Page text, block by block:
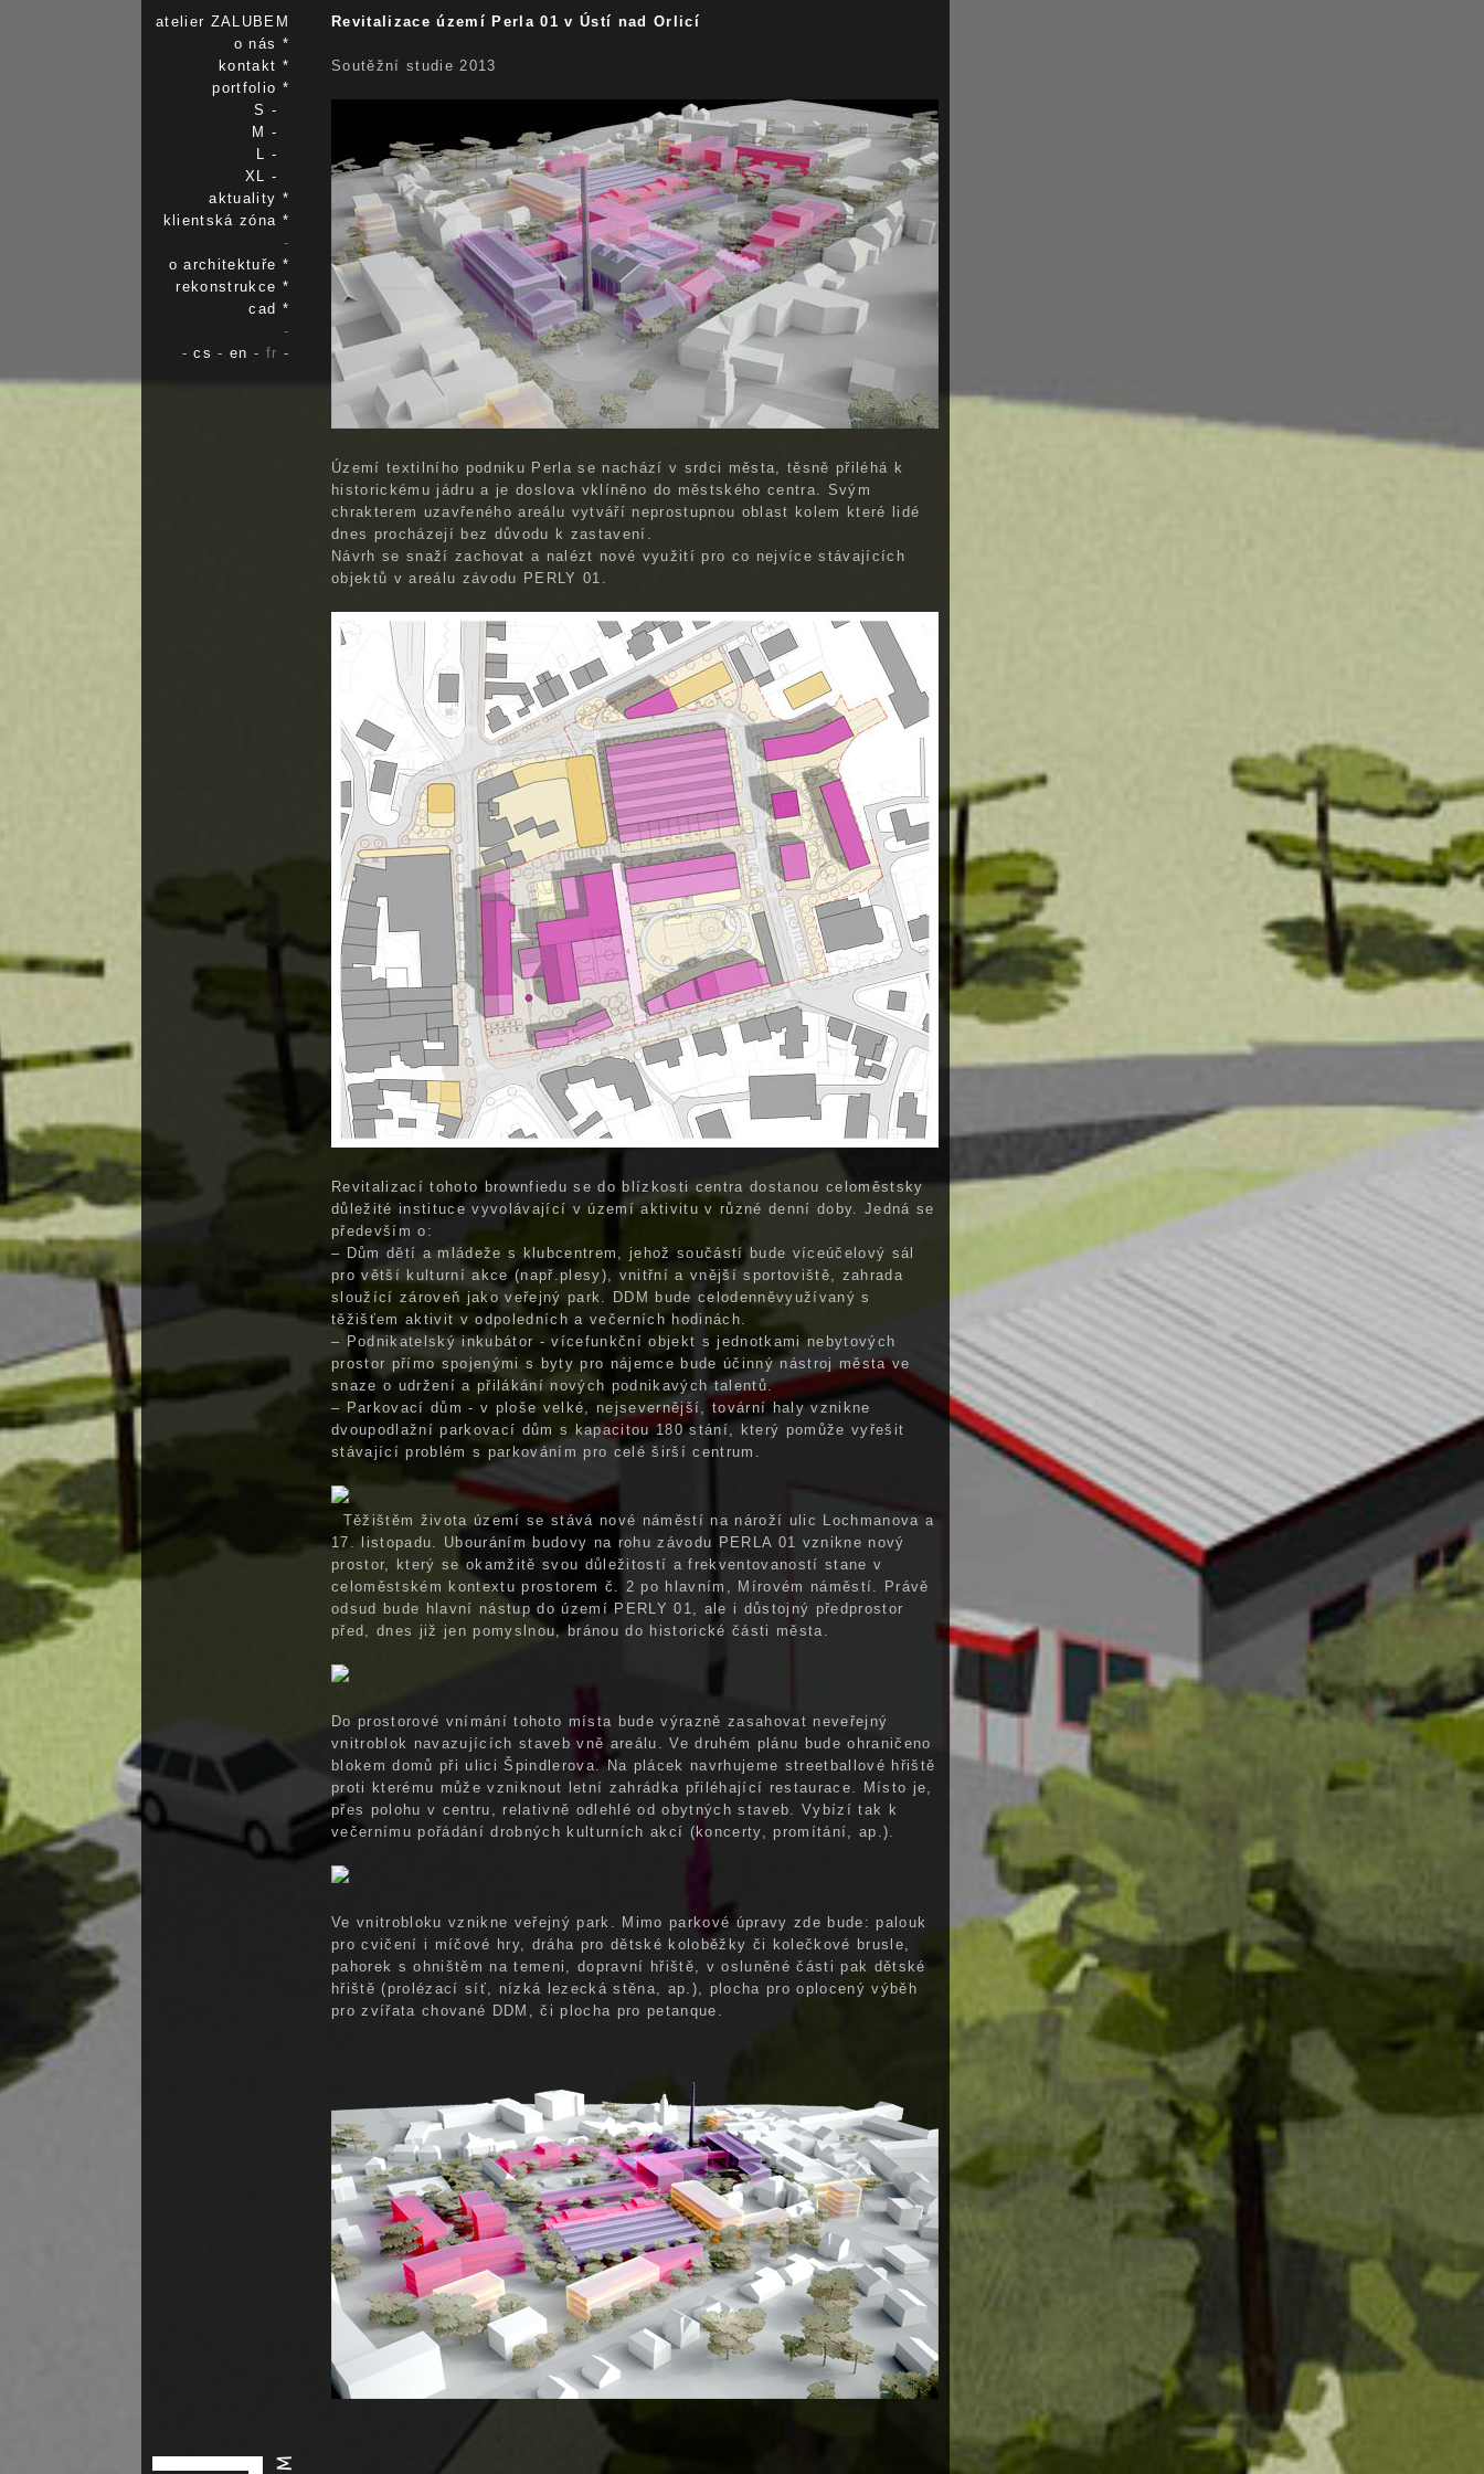
atelier ZALUBEM
o nás *
kontakt *
portfolio *
S -
M -
L -
XL -
aktuality *
klientská zóna *
-
o architektuře *
rekonstrukce *
cad *
-
-cs- en - fr -
Revitalizace území Perla 01 v Ústí nad Orlicí
Soutěžní studie 2013
Území textilního podniku Perla se nachází v srdci města, těsně přiléhá k
historickému jádru a je doslova vklíněno do městského centra. Svým
chrakterem uzavřeného areálu vytváří neprostupnou oblast kolem které lidé
dnes procházejí bez důvodu k zastavení.
Návrh se snaží zachovat a nalézt nové využití pro co nejvíce stávajících
objektů v areálu závodu PERLY 01.
Revitalizací tohoto brownfiedu se do blízkosti centra dostanou celoměstsky
důležité instituce vyvolávající v území aktivitu v různé denní doby. Jedná se
především o:
– Dům dětí a mládeže s klubcentrem, jehož součástí bude víceúčelový sál
pro větší kulturní akce (např.plesy), vnitřní a vnější sportoviště, zahrada
sloužící zároveň jako veřejný park. DDM bude celodenněvyužívaný s
těžišťem aktivit v odpoledních a večerních hodinách.
– Podnikatelský inkubátor - vícefunkční objekt s jednotkami nebytových
prostor přímo spojenými s byty pro nájemce bude účinný nástroj města ve
snaze o udržení a přilákání nových podnikavých talentů.
– Parkovací dům - v ploše velké, nejsevernější, tovární haly vznikne
dvoupodlažní parkovací dům s kapacitou 180 stání, který pomůže vyřešit
stávající problém s parkováním pro celé širší centrum.
Těžištěm života území se stává nové náměstí na nároží ulic Lochmanova a
17. listopadu. Ubouráním budovy na rohu závodu PERLA 01 vznikne nový
prostor, který se okamžitě svou důležitostí a frekventovaností stane v
celoměstském kontextu prostorem č. 2 po hlavním, Mírovém náměstí. Právě
odsud bude hlavní nástup do území PERLY 01, ale i důstojný předprostor
před, dnes již jen pomyslnou, bránou do historické části města.
Do prostorové vnímání tohoto místa bude výrazně zasahovat neveřejný
vnitroblok navazujících staveb vně areálu. Ve druhém plánu bude ohraničeno
blokem domů při ulici Špindlerova. Na plácek navrhujeme streetballové hřiště
proti kterému může vzniknout letní zahrádka přiléhající restaurace. Místo je,
přes polohu v centru, relativně odlehlé od obytných staveb. Vybízí tak k
večernímu pořádání drobných kulturních akcí (koncerty, promítání, ap.).
Ve vnitrobloku vznikne veřejný park. Mimo parkové úpravy zde bude: palouk
pro cvičení i míčové hry, dráha pro dětské koloběžky či kolečkové brusle,
pahorek s ohništěm na temeni, dopravní hřiště, v osluněné části pak dětské
hřiště (prolézací síť, nízká lezecká stěna, ap.), plocha pro oplocený výběh
pro zvířata chované DDM, či plocha pro petanque.